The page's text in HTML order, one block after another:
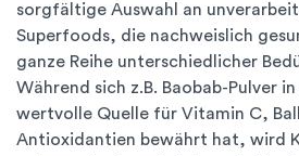
sorgfältige Auswahl an
Superfoods, die nachweislich
ganze Reihe unterschiedlicher
Während sich z.B. Baobab-Pulver
wertvolle Quelle für Vitamin C,
Antioxidantien bewährt hat, wird